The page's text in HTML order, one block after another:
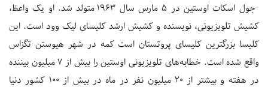
جول اسکات اوستین در ۵ مارس سال ۱۹۶۳ متولد شد. او یک واعظ،
کشیش تلویزیونی، نویسنده و کشیش ارشد کلیسای لیک وود است. این
کلیسا بزرگترین کلیسای پروتستان است کمه در شهر هیوستن تگزاس
واقع شده است. خطابه‌های تلویزیونی اوستین را بیش از ۷ میلیون بیننده
در هفته و بیشتر از ۲۰ میلیون نفر در ماه در بیش از ۱۰۰ کشور دنیا